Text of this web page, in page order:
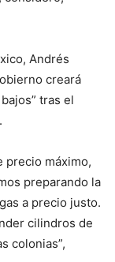
Andrés
creará
tras el
precio máximo,
preparando la
a precio justo.
cilindros de
colonias”,